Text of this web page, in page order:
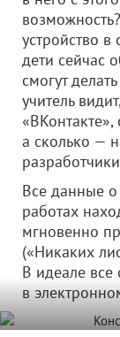
устройство
дети сейчас
смогут
учитель
«ВКонтакте»,
а сколько —
Все данные
работах
мгновенно
(«Никаких
В идеале все
в